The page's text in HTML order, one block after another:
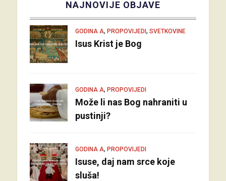
NAJNOVIJE OBJAVE
GODINA A, PROPOVIJEDI, SVETKOVINE
Isus Krist je Bog
GODINA A, PROPOVIJEDI
Može li nas Bog nahraniti u
pustinji?
GODINA A, PROPOVIJEDI
Isuse, daj nam srce koje
sluša!